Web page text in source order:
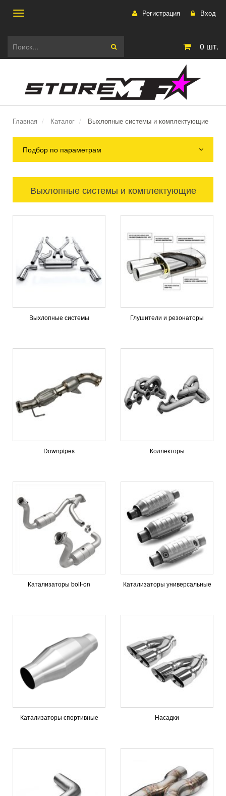
Регистрация Вход
0 шт.
Главная Каталог Выхлопные системы и комплектующие
Подбор по параметрам
Выхлопные системы и комплектующие
Выхлопные системы Глушители и резонаторы
Downpipes Коллекторы
Катализаторы bolt-on Катализаторы универсальные
Катализаторы спортивные Насадки